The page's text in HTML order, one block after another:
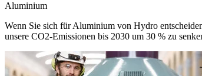
Aluminium
Wenn Sie sich für Aluminium von Hydro
unsere CO2-Emissionen bis 2030 um 30 % zu